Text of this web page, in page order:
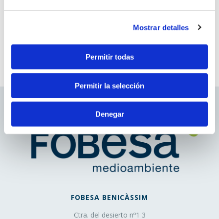
2. En función de la duración de la cookie:
accede a una página web.
Cookies persistentes: Son un tipo de cookies en el
que los datos siguen almacenados en el terminal y
pueden ser accedidos y tratados durante un periodo
definido por el responsable de la cookie, y que puede ir
de unos minutos a varios años.
3. En función de la finalidad de la cookie:
Cookies de análisis: Son aquéllas que bien tratadas
Mostrar detalles
Permitir todas
Permitir la selección
Denegar
FOBESA BENICÀSSIM
Ctra. del desierto nº1 3